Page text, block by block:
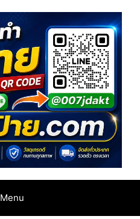
Menu